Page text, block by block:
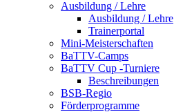
Ausbildung / Lehre
Ausbildung / Lehre
Trainerportal
Mini-Meisterschaften
BaTTV-Camps
BaTTV Cup -Turniere
Beschreibungen
BSB-Regio
Förderprogramme